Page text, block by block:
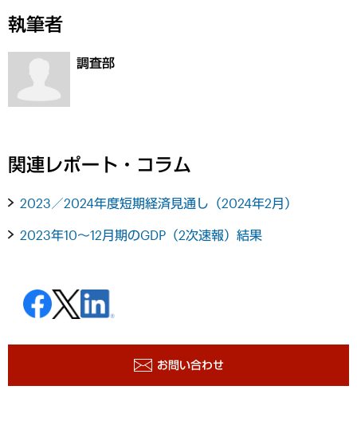
執筆者
調査部
関連レポート・コラム
2023／2024年度短期経済見通し（2024年2月）
2023年10～12月期のGDP（2次速報）結果
お問い合わせ